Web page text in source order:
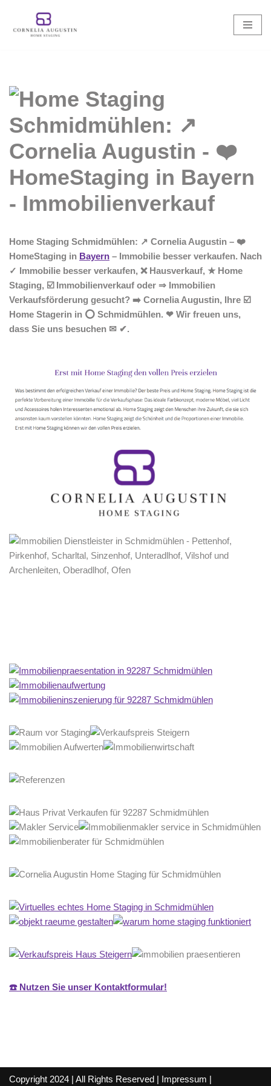
Zum
Home Staging Schmidmühlen: ↗️ Cornelia Augustin – ❤️
HomeStaging in Bayern – Immobilie besser verkaufen. Nach
✓ Immobilie besser verkaufen, ❌ Hausverkauf, ★ Home
Staging, ☑️ Immobilienverkauf oder ⇒ Immobilien
Verkaufsförderung gesucht? ➡️ Cornelia Augustin, Ihre ☑️
Home Stagerin in ⭕ Schmidmühlen. ❤ Wir freuen uns,
dass Sie uns besuchen ✉ ✔.
☎️ Nutzen Sie unser Kontaktformular!
Copyright 2024 | All Rights Reserved | Impressum |